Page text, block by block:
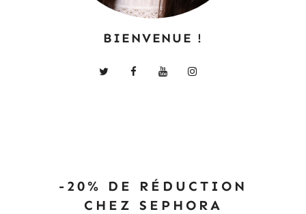
BIENVENUE !
-20% DE RÉDUCTION
CHEZ SEPHORA